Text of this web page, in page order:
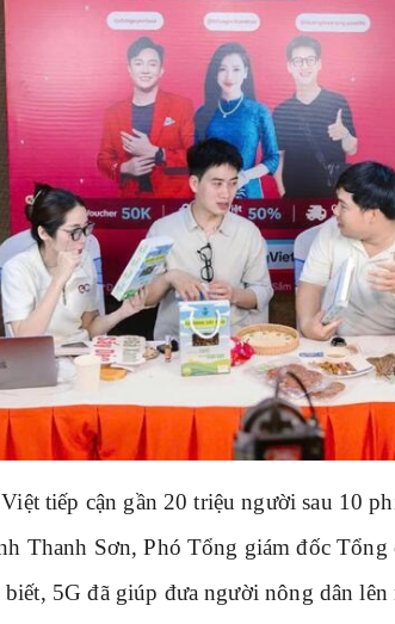
tiếp cận gần 20 triệu người sau 10
Thanh Sơn, Phó Tổng giám đốc
5G đã giúp đưa người nông dân